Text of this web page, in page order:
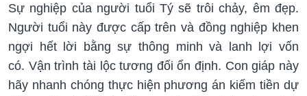
Sự nghiệp của người tuổi Tý sẽ trôi chảy, êm đẹp.
Người tuổi này được cấp trên và đồng nghiệp khen
ngợi hết lời bằng sự thông minh và lanh lợi vốn
có. Vận trình tài lộc tương đối ổn định. Con giáp này
hãy nhanh chóng thực hiện phương án kiếm tiền dự